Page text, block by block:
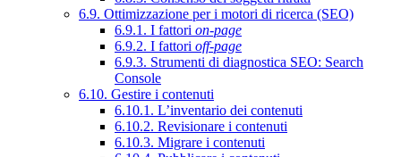
6.9. Ottimizzazione per i motori di ricerca (SEO)
6.9.1. I fattori on-page
6.9.2. I fattori off-page
6.9.3. Strumenti di diagnostica SEO: Search
Console
6.10. Gestire i contenuti
6.10.1. L’inventario dei contenuti
6.10.2. Revisionare i contenuti
6.10.3. Migrare i contenuti